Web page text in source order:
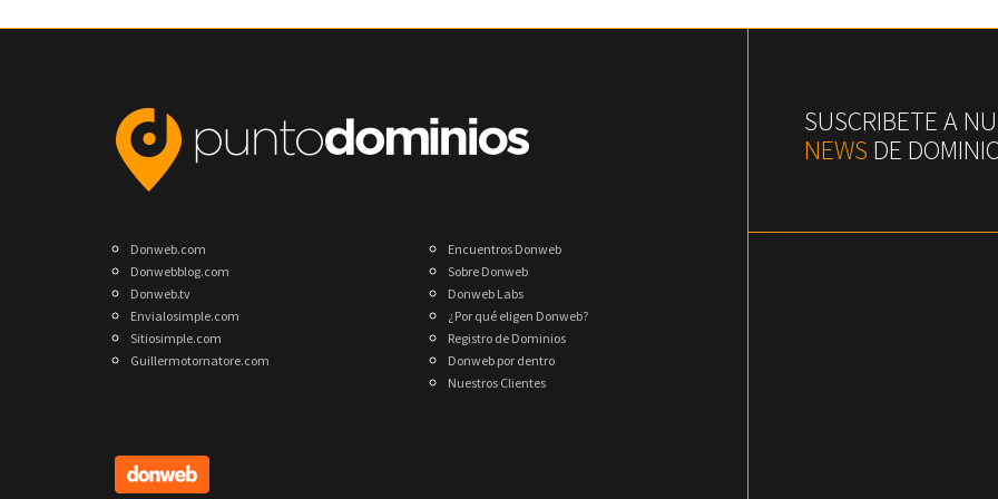
Donweb.com
Donwebblog.com
Donweb.tv
Envialosimple.com
Sitiosimple.com
Guillermotornatore.com
Encuentros Donweb
Sobre Donweb
Donweb Labs
¿Por qué eligen Donweb?
Registro de Dominios
Donweb por dentro
Nuestros Clientes
SUSCRIBETE A
NEWS DE